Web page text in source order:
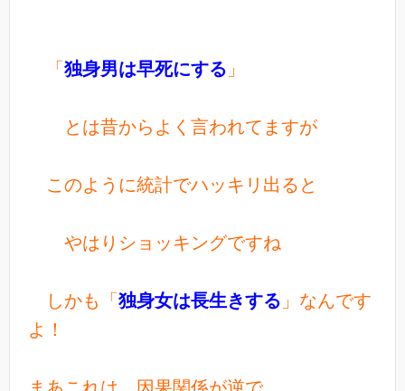
「 独身男は早死にする 」
とは昔からよく言われてますが
このように統計でハッキリ出ると
やはりショッキングですね
しかも「 独身女は長生きする 」なんです
よ！